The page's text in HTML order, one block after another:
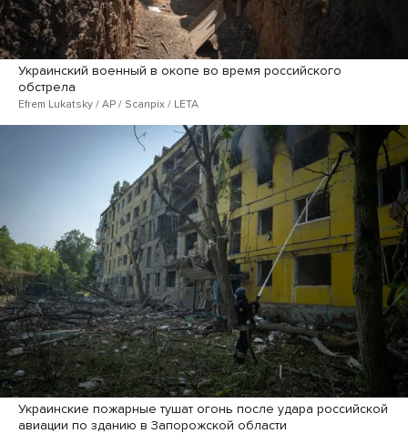
Украинский военный в окопе во время российского
обстрела
Efrem Lukatsky / AP / Scanpix / LETA
Украинские пожарные тушат огонь после удара российской
авиации по зданию в Запорожской области